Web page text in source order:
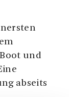
und
abseits